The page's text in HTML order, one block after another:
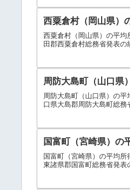
西粟倉村（岡山県）
西粟倉村（岡山県）の平
田郡西粟倉村総務省発表
周防大島町（山口県
周防大島町（山口県）の
口県大島郡周防大島町総
国富町（宮崎県）の
国富町（宮崎県）の平均
東諸県郡国富町総務省発表